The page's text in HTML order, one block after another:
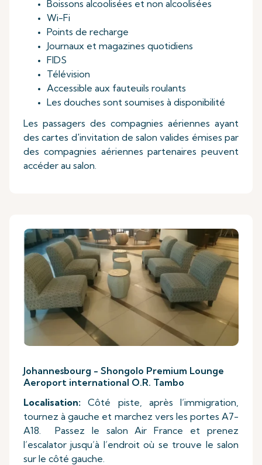
Boissons alcoolisées et non alcoolisées
Wi-Fi
Points de recharge
Journaux et magazines quotidiens
FIDS
Télévision
Accessible aux fauteuils roulants
Les douches sont soumises à disponibilité
Les passagers des compagnies aériennes ayant
des cartes d'invitation de salon valides émises par
des compagnies aériennes partenaires peuvent
accéder au salon.
Johannesbourg - Shongolo Premium Lounge
Aeroport international O.R. Tambo
Localisation: Côté piste, après l’immigration,
tournez à gauche et marchez vers les portes A7-
A18. Passez le salon Air France et prenez
l’escalator jusqu’à l’endroit où se trouve le salon
sur le côté gauche.